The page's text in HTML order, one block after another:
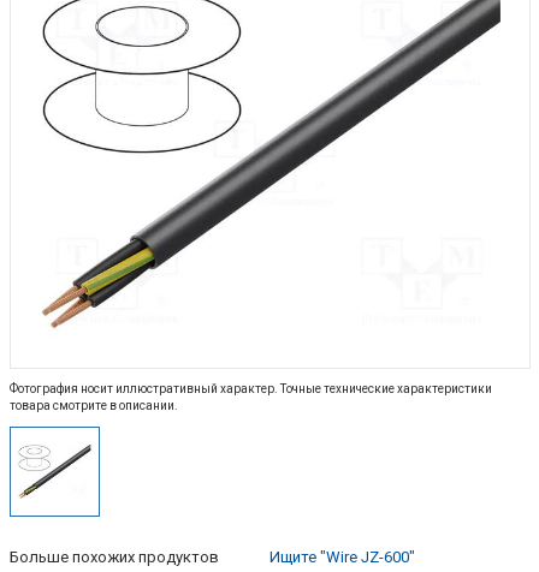
Фотография носит иллюстративный характер. Точные технические характеристики
товара смотрите в описании.
Больше похожих продуктов Ищите "Wire JZ-600"